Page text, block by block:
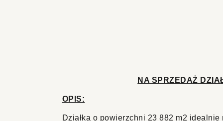
NA SPRZEDAŻ DZIA
OPIS:
Działka o powierzchni 23 882 m2 idealnie